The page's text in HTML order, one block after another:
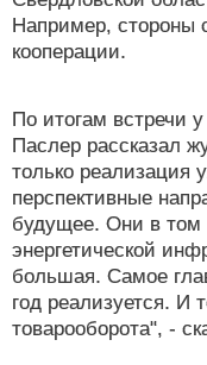
Например, стороны
кооперации.
По итогам встречи
Паслер рассказал
только реализация
перспективные
будущее. Они в том
энергетической
большая. Самое
год реализуется. И
товарооборота", -